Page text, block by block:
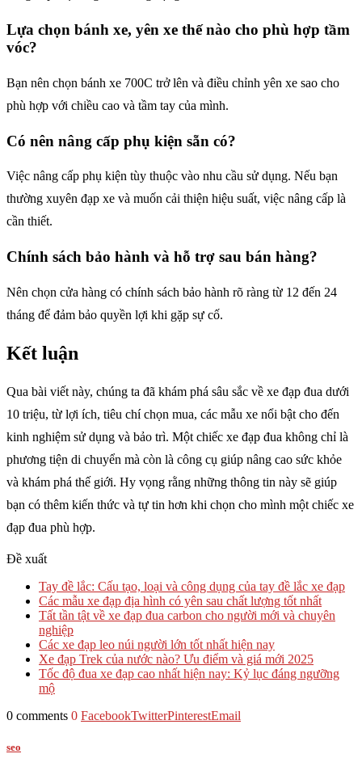
Lựa chọn bánh xe, yên xe thế nào cho phù hợp tầm
vóc?
Bạn nên chọn bánh xe 700C trở lên và điều chỉnh yên xe sao cho
phù hợp với chiều cao và tầm tay của mình.
Có nên nâng cấp phụ kiện sẵn có?
Việc nâng cấp phụ kiện tùy thuộc vào nhu cầu sử dụng. Nếu bạn
thường xuyên đạp xe và muốn cải thiện hiệu suất, việc nâng cấp là
cần thiết.
Chính sách bảo hành và hỗ trợ sau bán hàng?
Nên chọn cửa hàng có chính sách bảo hành rõ ràng từ 12 đến 24
tháng để đảm bảo quyền lợi khi gặp sự cố.
Kết luận
Qua bài viết này, chúng ta đã khám phá sâu sắc về xe đạp đua dưới
10 triệu, từ lợi ích, tiêu chí chọn mua, các mẫu xe nổi bật cho đến
kinh nghiệm sử dụng và bảo trì. Một chiếc xe đạp đua không chỉ là
phương tiện di chuyển mà còn là công cụ giúp nâng cao sức khỏe
và khám phá thế giới. Hy vọng rằng những thông tin này sẽ giúp
bạn có thêm kiến thức và tự tin hơn khi chọn cho mình một chiếc xe
đạp đua phù hợp.
Đề xuất
Tay đề lắc: Cấu tạo, loại và công dụng của tay đề lắc xe đạp
Các mẫu xe đạp địa hình có yên sau chất lượng tốt nhất
Tất tần tật về xe đạp đua carbon cho người mới và chuyên
nghiệp
Các xe đạp leo núi người lớn tốt nhất hiện nay
Xe đạp Trek của nước nào? Ưu điểm và giá mới 2025
Tốc độ đua xe đạp cao nhất hiện nay: Kỷ lục đáng ngưỡng
mộ
0 comments 0 FacebookTwitterPinterestEmail
seo